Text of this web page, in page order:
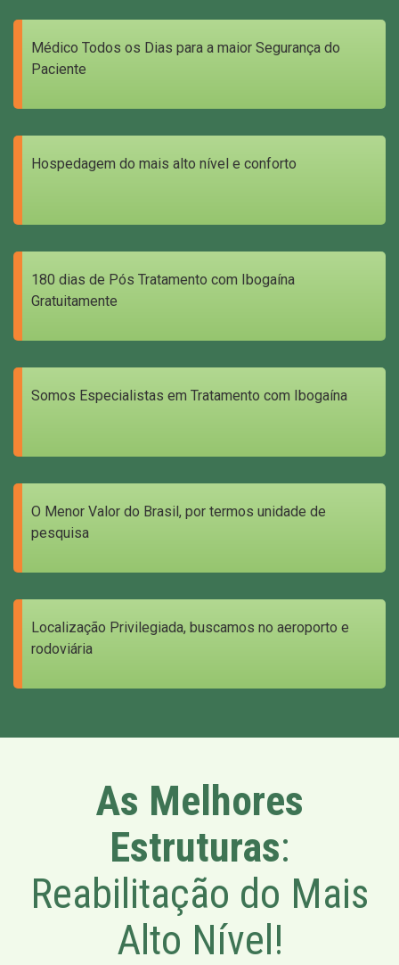
Médico Todos os Dias para a maior Segurança do
Paciente
Hospedagem do mais alto nível e conforto
180 dias de Pós Tratamento com Ibogaína
Gratuitamente
Somos Especialistas em Tratamento com Ibogaína
O Menor Valor do Brasil, por termos unidade de
pesquisa
Localização Privilegiada, buscamos no aeroporto e
rodoviária
As Melhores
Estruturas:
Reabilitação do Mais
Alto Nível!